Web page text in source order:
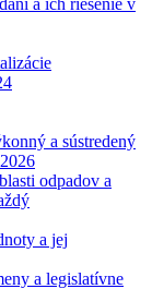
a sústredený
odpadov a
a jej
a legislatívne